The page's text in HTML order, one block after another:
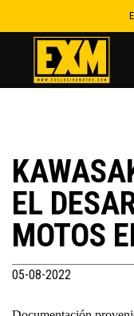
to
EL
MOTOS
05-08-2022